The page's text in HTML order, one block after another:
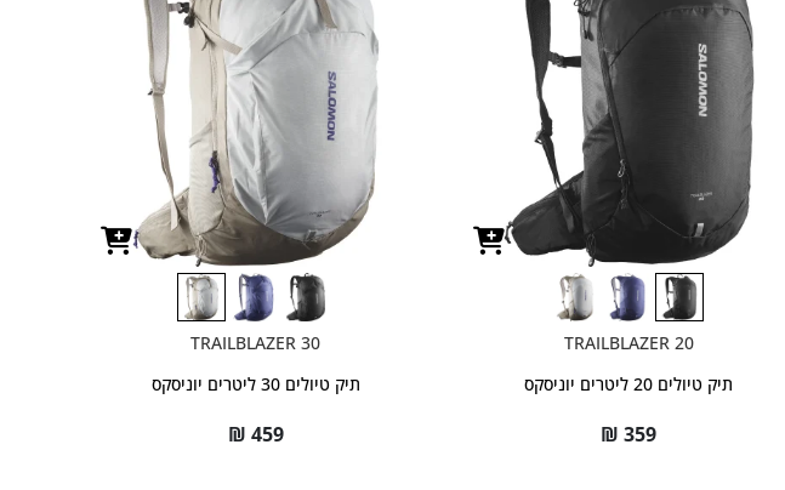
TRAILBLAZER 20
תיק טיולים 20 ליטרים יוניסקס
₪ 359
TRAILBLAZER 30
תיק טיולים 30 ליטרים יוניסקס
₪ 459